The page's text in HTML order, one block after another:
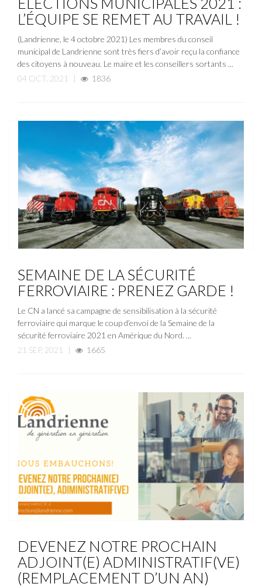
L’ÉQUIPE SE REMET AU TRAVAIL !
(Landrienne, le 4 octobre 2021) Les membres du conseil
municipal de Landrienne sont très fiers d’avoir reçu la confiance
des citoyens à nouveau. Le maire et les conseillers sortants ...
04 OCT, 2021
| 1836
SEMAINE DE LA SÉCURITÉ
FERROVIAIRE : PRENEZ GARDE !
Le CN a lancé sa campagne de sensibilisation à la sécurité
ferroviaire qui marque le coup d’envoi de la Semaine de la
sécurité ferroviaire 2021 en Amérique du Nord. ...
21 SEP, 2021
| 1665
DEVENEZ NOTRE PROCHAIN
ADJOINT(E) ADMINISTRATIF(VE)
(REMPLACEMENT D’UN AN)